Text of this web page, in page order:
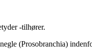
-tilhører.
(Prosobranchia)